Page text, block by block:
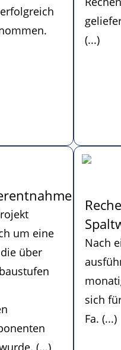
(...)
um eine
über
(...)
Nach
sich
Fa. (...)